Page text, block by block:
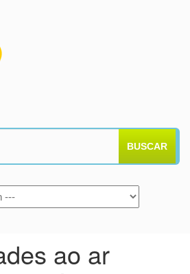
BUSCAR
ao ar